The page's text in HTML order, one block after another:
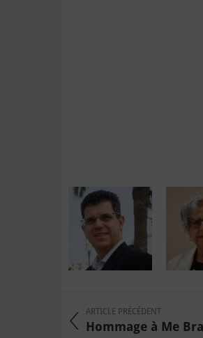
ARTICLE PRÉCÉDENT
Hommage à Me